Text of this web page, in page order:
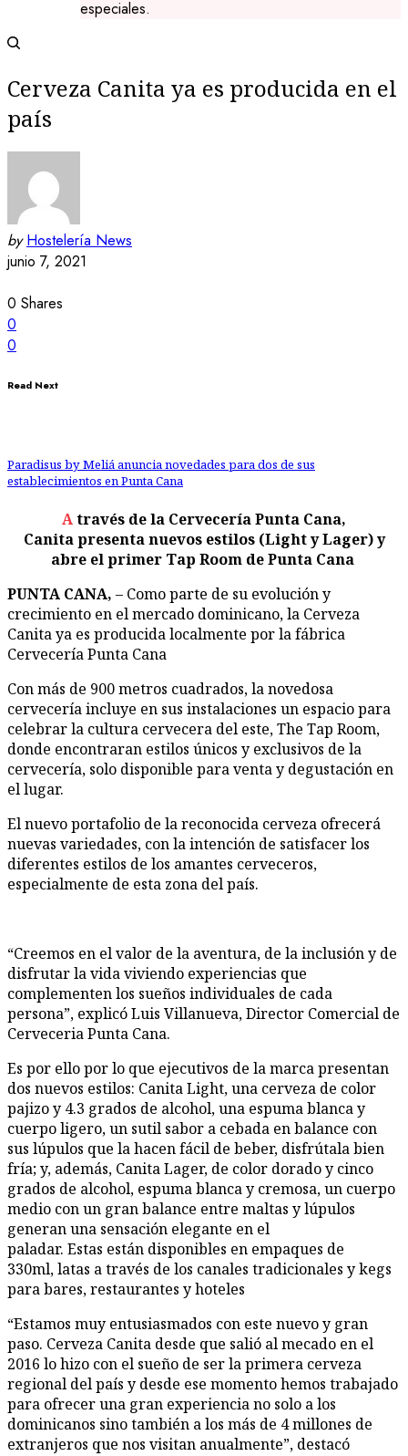
especiales.
Cerveza Canita ya es producida en el
país
by Hostelería News
junio 7, 2021
0 Shares
0
0
Read Next
Paradisus by Meliá anuncia novedades para dos de sus
establecimientos en Punta Cana
A través de la CerveceríaPunta Cana,
Canitapresentanuevos estilos (Light y Lager) y
abre el primer Tap Room de Punta Cana
PUNTA CANA, – Como parte de su evolución y
crecimiento en el mercado dominicano, la Cerveza
Canitaya es producida localmente por la fábrica
Cervecería Punta Cana
Con más de 900 metros cuadrados, la novedosa
cerveceríaincluye en sus instalaciones un espacio para
celebrar la cultura cervecera del este,The Tap Room,
donde encontraran estilos únicos y exclusivos de la
cervecería, solo disponible para venta y degustación en
el lugar.
El nuevo portafolio de la reconocida cerveza ofrecerá
nuevas variedades, con la intención de satisfacer los
diferentes estilos de los amantes cerveceros,
especialmente de esta zona del país.
“Creemos en el valor de la aventura, de la inclusión y de
disfrutar la vida viviendo experiencias que
complementen los sueños individuales de cada
persona”, explicó Luis Villanueva,Director Comercial de
Cerveceria Punta Cana.
Es por ello por lo que ejecutivos de la marca presentan
dos nuevos estilos: Canita Light, una cerveza de color
pajizo y 4.3 grados de alcohol, una espuma blanca y
cuerpo ligero, un sutil sabor a cebada en balance con
sus lúpulos que la hacen fácil de beber, disfrútala bien
fría; y, además, Canita Lager, de color dorado y cinco
grados de alcohol, espuma blanca y cremosa, un cuerpo
medio con un gran balance entre maltas y lúpulos
generan una sensación elegante en el
paladar. Estas están disponibles en empaques de
330ml,latas a través de los canales tradicionales y kegs
para bares, restaurantes y hoteles
“Estamos muy entusiasmados con este nuevo y gran
paso. Cerveza Canita desde que salió al mecado en el
2016 lo hizo con el sueño de ser la primera cerveza
regional del país y desde ese momento hemos trabajado
para ofrecer una gran experiencia no solo a los
dominicanos sino también a los más de 4 millones de
extranjeros que nos visitan anualmente”, destacó